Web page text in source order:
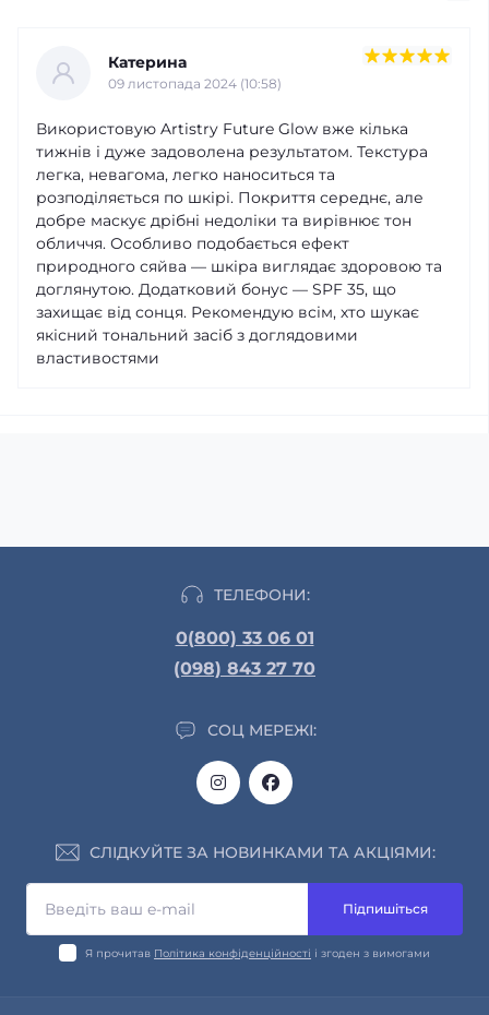
Катерина
09 листопада 2024 (10:58)
Використовую Artistry Future Glow вже кілька
тижнів і дуже задоволена результатом. Текстура
легка, невагома, легко наноситься та
розподіляється по шкірі. Покриття середнє, але
добре маскує дрібні недоліки та вирівнює тон
обличчя. Особливо подобається ефект
природного сяйва — шкіра виглядає здоровою та
доглянутою. Додатковий бонус — SPF 35, що
захищає від сонця. Рекомендую всім, хто шукає
якісний тональний засіб з доглядовими
властивостями
ТЕЛЕФОНИ:
0(800) 33 06 01
(098) 843 27 70
СОЦ МЕРЕЖІ:
СЛІДКУЙТЕ ЗА НОВИНКАМИ ТА АКЦІЯМИ:
Підпишіться
Я прочитав Політика конфіденційності і згоден з вимогами